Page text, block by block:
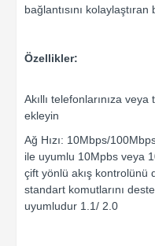
bağlantısını kolaylaştıran
Özellikler:
Akıllı telefonlarınıza
ekleyin
Ağ Hızı: 10Mbps/
ile uyumlu 10Mpbs veya
çift yönlü akış kontrolünü
standart komutlarını
uyumludur 1.1/ 2.0